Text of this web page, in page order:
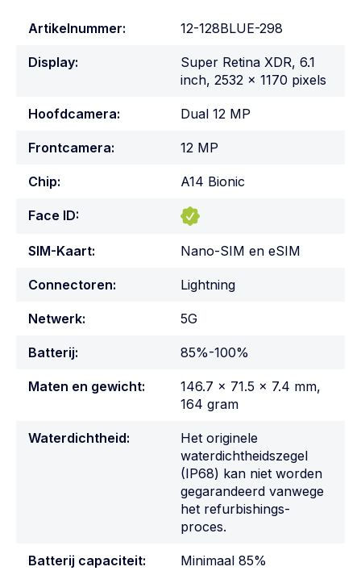
Artikelnummer: 12-128BLUE-298
Display:
Super Retina XDR, 6.1
inch, 2532 x 1170 pixels
Hoofdcamera: Dual 12 MP
Frontcamera: 12 MP
Chip: A14 Bionic
Face ID:
SIM-Kaart: Nano-SIM en eSIM
Connectoren: Lightning
Netwerk: 5G
Batterij: 85%-100%
Maten en gewicht:
146.7 x 71.5 x 7.4 mm,
164 gram
Waterdichtheid:
Het originele
waterdichtheidszegel
(IP68) kan niet worden
gegarandeerd vanwege
het refurbishings-
proces.
Batterij capaciteit: Minimaal 85%